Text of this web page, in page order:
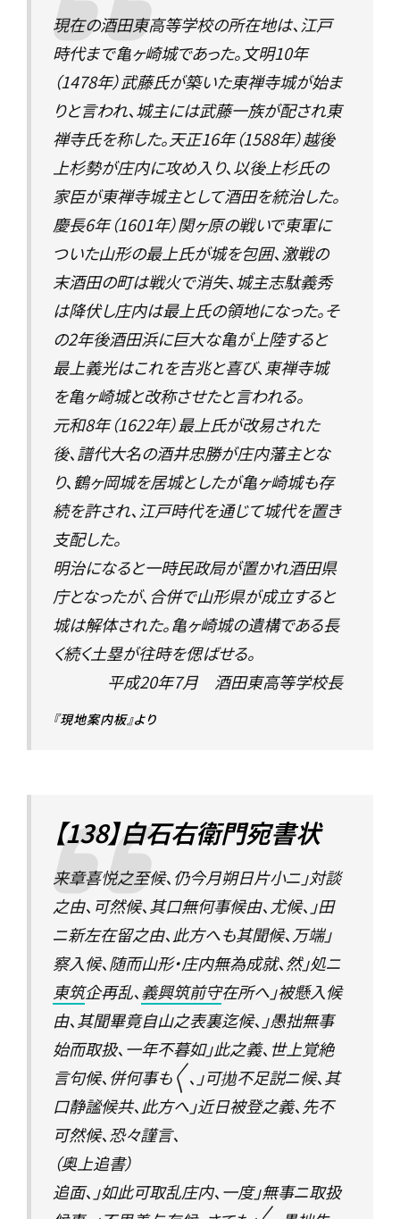
現在の酒田東高等学校の所在地は、江戸
時代まで亀ヶ崎城であった。文明10年
（1478年）武藤氏が築いた東禅寺城が始ま
りと言われ、城主には武藤一族が配され東
禅寺氏を称した。天正16年（1588年）越後
上杉勢が庄内に攻め入り、以後上杉氏の
家臣が東禅寺城主として酒田を統治した。
慶長6年（1601年）関ヶ原の戦いで東軍に
ついた山形の最上氏が城を包囲、激戦の
末酒田の町は戦火で消失、城主志駄義秀
は降伏し庄内は最上氏の領地になった。そ
の2年後酒田浜に巨大な亀が上陸すると
最上義光はこれを吉兆と喜び、東禅寺城
を亀ヶ崎城と改称させたと言われる。
元和8年（1622年）最上氏が改易された
後、譜代大名の酒井忠勝が庄内藩主とな
り、鶴ヶ岡城を居城としたが亀ヶ崎城も存
続を許され、江戸時代を通じて城代を置き
支配した。
明治になると一時民政局が置かれ酒田県
庁となったが、合併で山形県が成立すると
城は解体された。亀ヶ崎城の遺構である長
く続く土塁が往時を偲ばせる。
平成20年7月 酒田東高等学校長
『現地案内板』より
【138】白石右衛門宛書状
来章喜悦之至候、仍今月朔日片小ニ」対談
之由、可然候、其口無何事候由、尤候、」田
ニ新左在留之由、此方へも其聞候、万端」
察入候、随而山形・庄内無為成就、然」処ニ
東筑企再乱、義興筑前守在所へ」被懸入候
由、其聞畢竟自山之表裏迄候、」愚拙無事
始而取扱、一年不暮如」此之義、世上覚絶
言句候、併何事も〳〵、」可拋不足説ニ候、其
口静謐候共、此方へ」近日被登之義、先不
可然候、恐々謹言、
（奥上追書）
追面、」如此可取乱庄内、一度」無事ニ取扱